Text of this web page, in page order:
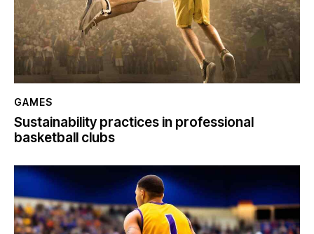
GAMES
Sustainability practices in professional
basketball clubs